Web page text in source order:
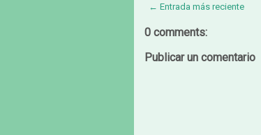
← Entrada más reciente
0 comments:
Publicar un comentario